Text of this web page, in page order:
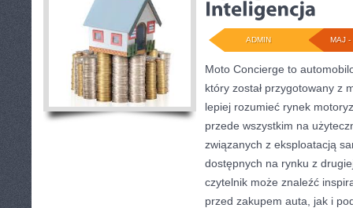
MAJ -
ADMIN
Moto Concierge to
który został przygotowany z
lepiej rozumieć rynek
przede wszystkim na
związanych z eksploatacją
dostępnych na rynku z
czytelnik może znaleźć
przed zakupem auta, jak i